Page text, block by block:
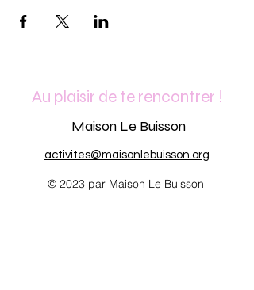
Au plaisir de te rencontrer !
Maison Le Buisson
activites@maisonlebuisson.org
© 2023 par Maison Le Buisson